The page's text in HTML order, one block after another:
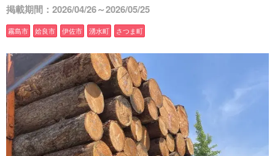
掲載期間：2026/04/26～2026/05/25
霧島市 姶良市 伊佐市 湧水町 さつま町